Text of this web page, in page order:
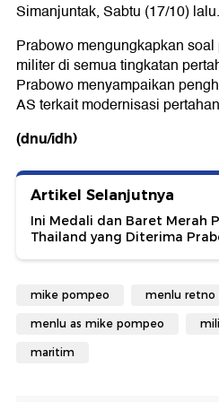
Simanjuntak, Sabtu (17/10) lalu.
Prabowo mengungkapkan
militer di semua tingkatan
Prabowo menyampaikan
AS terkait modernisasi
(dnu/idh)
Artikel Selanjutnya
Ini Medali dan Baret Merah
Thailand yang Diterima
mike pompeo menlu retno
menlu as mike pompeo
maritim